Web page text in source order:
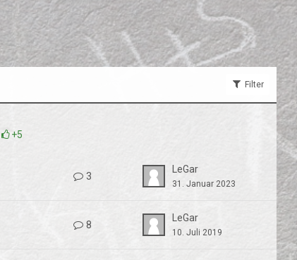
Filter
+5
3
LeGar
31. Januar 2023
8
LeGar
10. Juli 2019